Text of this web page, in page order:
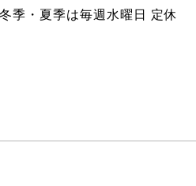
季・夏季は毎週水曜日 定休